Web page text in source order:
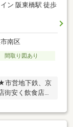
ン 阪東橋駅 徒歩
南区
間取り図あり
市営地下鉄、京
安く飲食店等